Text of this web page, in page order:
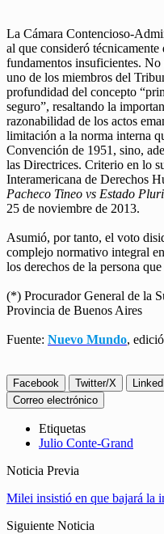
La Cámara Contencioso-
al que consideró técnicamente
fundamentos insuficientes.
uno de los miembros del
profundidad del concepto
seguro”, resaltando la
razonabilidad de los actos
limitación a la norma interna
Convención de 1951, sino,
las Directrices. Criterio en lo
Interamericana de Derechos
Pacheco Tineo vs Estado
25 de noviembre de 2013.
Asumió, por tanto, el voto
complejo normativo integral
los derechos de la persona
(*) Procurador General de la
Provincia de Buenos Aires
Fuente: Nuevo Mundo,
Facebook Twitter/X
Correo electrónico
Etiquetas
Julio Conte-Grand
Noticia Previa
Milei insistió en que bajará la
Siguiente Noticia